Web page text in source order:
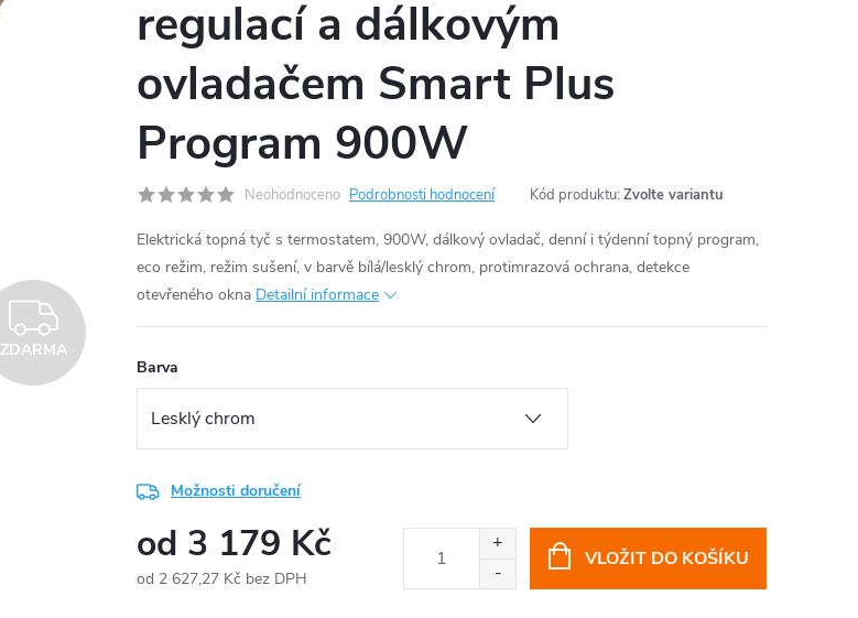
ZDARMA
ZDARMA
regulací a dálkovým
ovladačem Smart Plus
Program 900W
Neohodnoceno Podrobnosti hodnocení Kód produktu: Zvolte variantu
Elektrická topná tyč s termostatem, 900W, dálkový ovladač, denní i týdenní topný program,
eco režim, režim sušení, v barvě bílá/lesklý chrom, protimrazová ochrana, detekce
otevřeného okna Detailní informace
Barva
Možnosti doručení
od 3 179 Kč
od 2 627,27 Kč bez DPH
VLOŽIT DO KOŠÍKU